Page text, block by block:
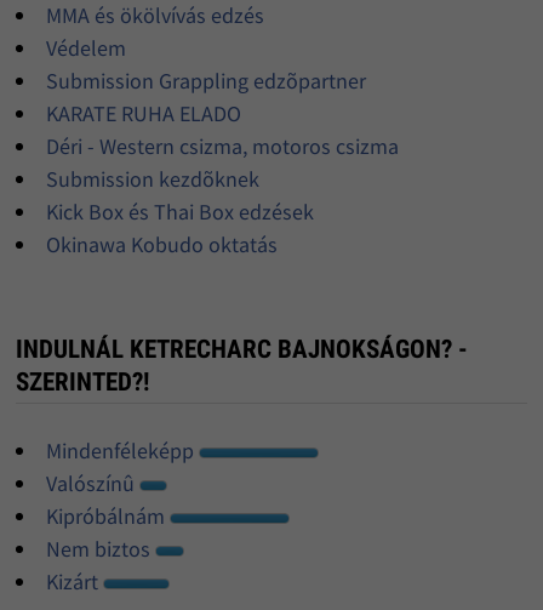
MMA és ökölvívás edzés
Védelem
Submission Grappling edzõpartner
KARATE RUHA ELADO
Déri - Western csizma, motoros csizma
Submission kezdõknek
Kick Box és Thai Box edzések
Okinawa Kobudo oktatás
INDULNÁL KETRECHARC BAJNOKSÁGON? -
SZERINTED?!
Mindenféleképp
Valószínû
Kipróbálnám
Nem biztos
Kizárt